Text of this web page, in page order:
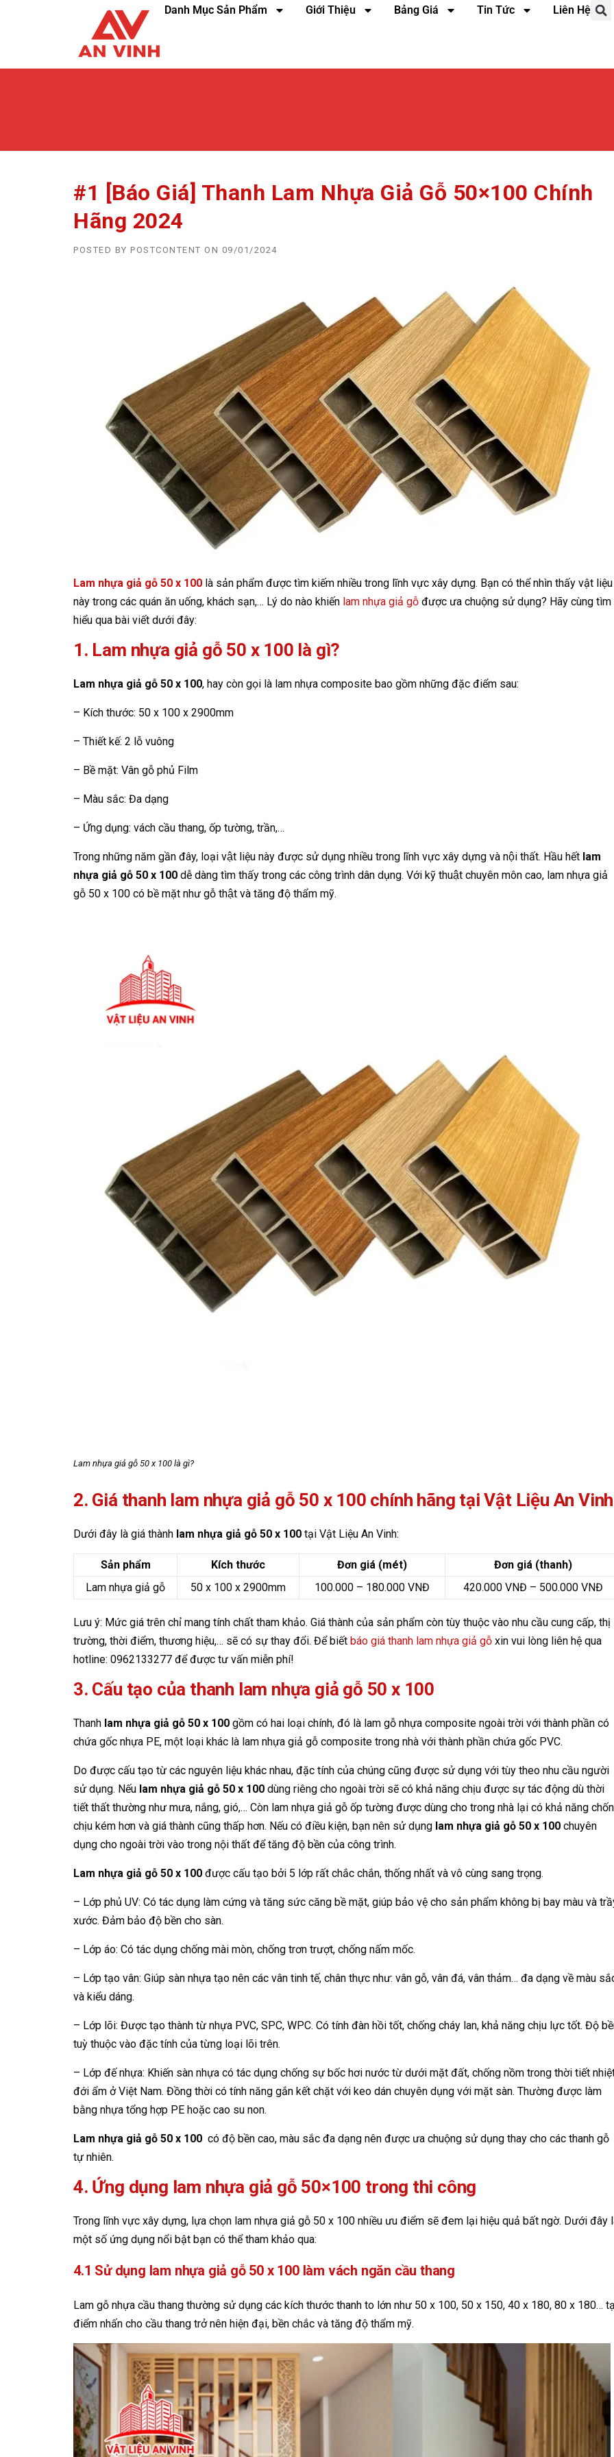
Danh Mục Sản Phẩm Giới Thiệu Bảng Giá Tin Tức Liên Hệ
#1 [Báo Giá] Thanh Lam Nhựa Giả Gỗ 50×100 Chính
Hãng 2024
POSTED BY POSTCONTENT ON 09/01/2024
Lam nhựa giả gỗ 50 x 100 là sản phẩm được tìm kiếm nhiều trong lĩnh vực xây dựng. Bạn có thể nhìn thấy vật liệu
này trong các quán ăn uống, khách sạn,… Lý do nào khiến lam nhựa giả gỗ được ưa chuộng sử dụng? Hãy cùng tìm
hiểu qua bài viết dưới đây:
1. Lam nhựa giả gỗ 50 x 100 là gì?
Lam nhựa giả gỗ 50 x 100, hay còn gọi là lam nhựa composite bao gồm những đặc điểm sau:
– Kích thước: 50 x 100 x 2900mm
– Thiết kế: 2 lỗ vuông
– Bề mặt: Vân gỗ phủ Film
– Màu sắc: Đa dạng
– Ứng dụng: vách cầu thang, ốp tường, trần,…
Trong những năm gần đây, loại vật liệu này được sử dụng nhiều trong lĩnh vực xây dựng và nội thất. Hầu hết lam
nhựa giả gỗ 50 x 100 dễ dàng tìm thấy trong các công trình dân dụng. Với kỹ thuật chuyên môn cao, lam nhựa giả
gỗ 50 x 100 có bề mặt như gỗ thật và tăng độ thẩm mỹ.
Lam nhựa giả gỗ 50 x 100 là gì?
2. Giá thanh lam nhựa giả gỗ 50 x 100 chính hãng tại Vật Liệu An Vinh
Dưới đây là giá thành lam nhựa giả gỗ 50 x 100 tại Vật Liệu An Vinh:
Sản phẩm Kích thước Đơn giá (mét)
Đơn giá (thanh)
Lam nhựa giả gỗ
50 x 100 x 2900mm 100.000 – 180.000 VNĐ 420.000 VNĐ – 500.000 VNĐ
Lưu ý: Mức giá trên chỉ mang tính chất tham khảo. Giá thành của sản phẩm còn tùy thuộc vào nhu cầu cung cấp, thị
trường, thời điểm, thương hiệu,… sẽ có sự thay đổi. Để biết báo giá thanh lam nhựa giả gỗ xin vui lòng liên hệ qua
hotline: 0962133277 để được tư vấn miễn phí!
3. Cấu tạo của thanh lam nhựa giả gỗ 50 x 100
Thanh lam nhựa giả gỗ 50 x 100 gồm có hai loại chính, đó là lam gỗ nhựa composite ngoài trời với thành phần có
chứa gốc nhựa PE, một loại khác là lam nhựa giả gỗ composite trong nhà với thành phần chứa gốc PVC.
Do được cấu tạo từ các nguyên liệu khác nhau, đặc tính của chúng cũng được sử dụng với tùy theo nhu cầu người
sử dụng. Nếu lam nhựa giả gỗ 50 x 100 dùng riêng cho ngoài trời sẽ có khả năng chịu được sự tác động dù thời
tiết thất thường như mưa, nắng, gió,… Còn lam nhựa giả gỗ ốp tường được dùng cho trong nhà lại có khả năng
chịu kém hơn và giá thành cũng thấp hơn. Nếu có điều kiện, bạn nên sử dụng lam nhựa giả gỗ 50 x 100 chuyên
dụng cho ngoài trời vào trong nội thất để tăng độ bền của công trình.
Lam nhựa giả gỗ 50 x 100 được cấu tạo bởi 5 lớp rất chắc chắn, thống nhất và vô cùng sang trọng.
– Lớp phủ UV: Có tác dụng làm cứng và tăng sức căng bề mặt, giúp bảo vệ cho sản phẩm không bị bay màu và
xước. Đảm bảo độ bền cho sàn.
– Lớp áo: Có tác dụng chống mài mòn, chống trơn trượt, chống nấm mốc.
– Lớp tạo vân: Giúp sàn nhựa tạo nên các vân tinh tế, chân thực như: vân gỗ, vân đá, vân thảm… đa dạng về màu
và kiểu dáng.
– Lớp lõi: Được tạo thành từ nhựa PVC, SPC, WPC. Có tính đàn hồi tốt, chống cháy lan, khả năng chịu lực tốt. Độ
tuỳ thuộc vào đặc tính của từng loại lõi trên.
– Lớp đế nhựa: Khiến sàn nhựa có tác dụng chống sự bốc hơi nước từ dưới mặt đất, chống nồm trong thời tiết
đới ẩm ở Việt Nam. Đồng thời có tính năng gắn kết chặt với keo dán chuyên dụng với mặt sàn. Thường được làm
bằng nhựa tổng hợp PE hoặc cao su non.
Lam nhựa giả gỗ 50 x 100 có độ bền cao, màu sắc đa dạng nên được ưa chuộng sử dụng thay cho các thanh gỗ
tự nhiên.
4. Ứng dụng lam nhựa giả gỗ 50×100 trong thi công
Trong lĩnh vực xây dựng, lựa chọn lam nhựa giả gỗ 50 x 100 nhiều ưu điểm sẽ đem lại hiệu quả bất ngờ. Dưới đây
một số ứng dụng nổi bật bạn có thể tham khảo qua:
4.1 Sử dụng lam nhựa giả gỗ 50 x 100 làm vách ngăn cầu thang
Lam gỗ nhựa cầu thang thường sử dụng các kích thước thanh to lớn như 50 x 100, 50 x 150, 40 x 180, 80 x 180…
điểm nhấn cho cầu thang trở nên hiện đại, bền chắc và tăng độ thẩm mỹ.